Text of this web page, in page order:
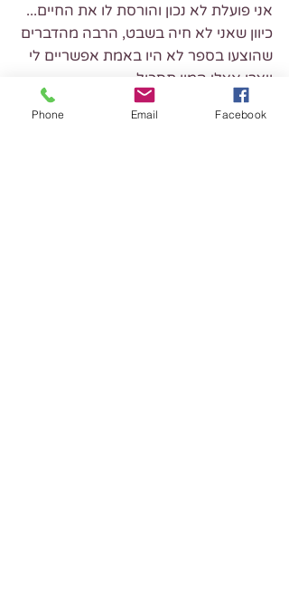
אני פועלת לא נכון והורסת לו את החיים...
כיוון שאני לא חיה בשבט, הרבה מהדברים
שהוצעו בספר לא היו באמת אפשריים לי
ויצרו אצלי המון תסכול...
למרות הביקורת שלי, אני ממליצה בחום
Phone Email Facebook